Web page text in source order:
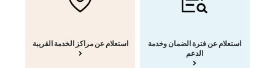
استعلام عن مراكز الخدمة القريبة
استعلام عن فترة الضمان وخدمة
الدعم